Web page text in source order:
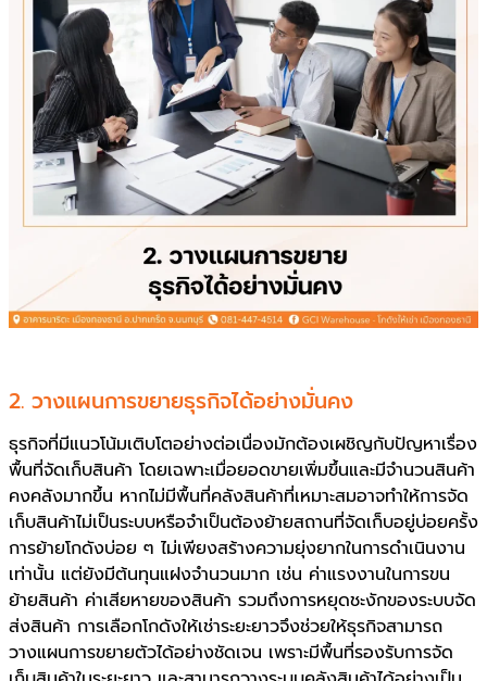
2. วางแผนการขยายธุรกิจได้อย่างมั่นคง
ธุรกิจที่มีแนวโน้มเติบโตอย่างต่อเนื่องมักต้องเผชิญกับปัญหาเรื่อง
พื้นที่จัดเก็บสินค้า โดยเฉพาะเมื่อยอดขายเพิ่มขึ้นและมีจำนวนสินค้า
คงคลังมากขึ้น หากไม่มีพื้นที่คลังสินค้าที่เหมาะสมอาจทำให้การจัด
เก็บสินค้าไม่เป็นระบบหรือจำเป็นต้องย้ายสถานที่จัดเก็บอยู่บ่อยครั้ง
การย้ายโกดังบ่อย ๆ ไม่เพียงสร้างความยุ่งยากในการดำเนินงาน
เท่านั้น แต่ยังมีต้นทุนแฝงจำนวนมาก เช่น ค่าแรงงานในการขน
ย้ายสินค้า ค่าเสียหายของสินค้า รวมถึงการหยุดชะงักของระบบจัด
ส่งสินค้า การเลือกโกดังให้เช่าระยะยาวจึงช่วยให้ธุรกิจสามารถ
วางแผนการขยายตัวได้อย่างชัดเจน เพราะมีพื้นที่รองรับการจัด